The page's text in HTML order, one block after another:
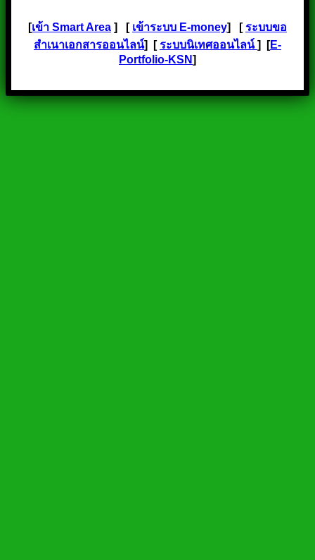
[เข้า Smart Area ] [ เข้าระบบ E-money] [ระบบขอ
สำเนาเอกสารออนไลน์] [ระบบนิเทศออนไลน์] [E-
Portfolio-KSN]